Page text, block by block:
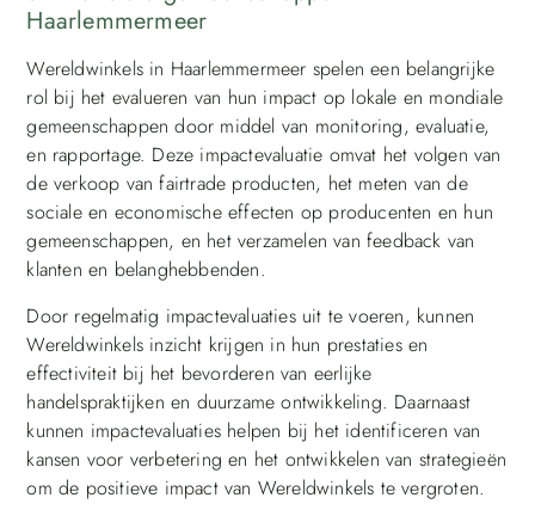
Haarlemmermeer
Wereldwinkels in Haarlemmermeer spelen een belangrijke
rol bij het evalueren van hun impact op lokale en mondiale
gemeenschappen door middel van monitoring, evaluatie,
en rapportage. Deze impactevaluatie omvat het volgen van
de verkoop van fairtrade producten, het meten van de
sociale en economische effecten op producenten en hun
gemeenschappen, en het verzamelen van feedback van
klanten en belanghebbenden.
Door regelmatig impactevaluaties uit te voeren, kunnen
Wereldwinkels inzicht krijgen in hun prestaties en
effectiviteit bij het bevorderen van eerlijke
handelspraktijken en duurzame ontwikkeling. Daarnaast
kunnen impactevaluaties helpen bij het identificeren van
kansen voor verbetering en het ontwikkelen van strategieën
om de positieve impact van Wereldwinkels te vergroten.